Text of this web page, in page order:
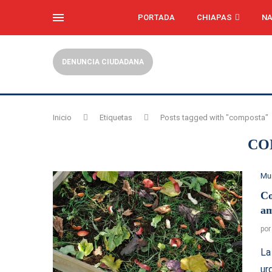
PORTADA CHIAPAS
DENUNCIA CIUDADANA
Inicio Etiquetas Posts tagged with "composta"
por